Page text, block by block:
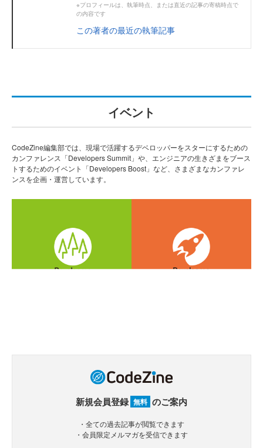
※プロフィールは、執筆時点、または直近の記事の寄稿時点で
の内容です
この著者の最近の執筆記事
イベント
CodeZine編集部では、現場で活躍するデベロッパーをスターにするための
カンファレンス「Developers Summit」や、エンジニアの生きざまをブース
トするためのイベント「Developers Boost」など、さまざまなカンファレ
ンスを企画・運営しています。
新規会員登録 無料 のご案内
・全ての過去記事が閲覧できます
・会員限定メルマガを受信できます